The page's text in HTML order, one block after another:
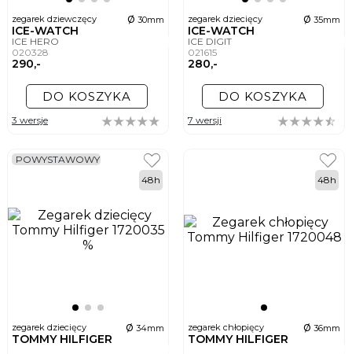
zegarek dziewczęcy ø 30mm
ICE-WATCH
ICE HERO
020328
290,-
DO KOSZYKA
3 wersje
zegarek dziecięcy ø 35mm
ICE-WATCH
ICE DIGIT
021615
280,-
DO KOSZYKA
7 wersji
zegarek dziecięcy ø 34mm
TOMMY HILFIGER
POWYSTAWOWY
48h
zegarek chłopięcy ø 36mm
TOMMY HILFIGER
48h